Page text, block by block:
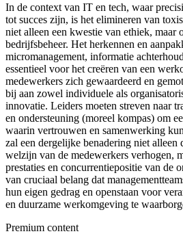
In de context van IT en tech, waar
tot succes zijn, is het elimineren van
niet alleen een kwestie van ethiek, maar
bedrijfsbeheer. Het herkennen en
micromanagement, informatie
essentieel voor het creëren van een
medewerkers zich gewaardeerd en
bij aan zowel individuele als
innovatie. Leiders moeten streven naar
en ondersteuning (moreel kompas) om
waarin vertrouwen en samenwerking
zal een dergelijke benadering niet alleen
welzijn van de medewerkers verhogen,
prestaties en concurrentiepositie van de
van cruciaal belang dat
hun eigen gedrag en openstaan voor
en duurzame werkomgeving te
Premium content